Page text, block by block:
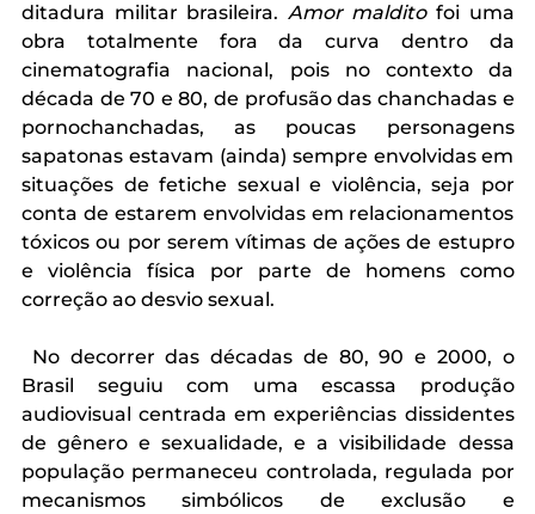
ditadura militar brasileira. Amor maldito foi uma
obra totalmente fora da curva dentro da
cinematografia nacional, pois no contexto da
década de 70 e 80, de profusão das chanchadas e
pornochanchadas, as poucas personagens
sapatonas estavam (ainda) sempre envolvidas em
situações de fetiche sexual e violência, seja por
conta de estarem envolvidas em relacionamentos
tóxicos ou por serem vítimas de ações de estupro
e violência física por parte de homens como
correção ao desvio sexual.
No decorrer das décadas de 80, 90 e 2000, o
Brasil seguiu com uma escassa produção
audiovisual centrada em experiências dissidentes
de gênero e sexualidade, e a visibilidade dessa
população permaneceu controlada, regulada por
mecanismos simbólicos de exclusão e